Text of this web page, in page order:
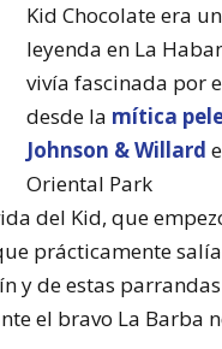
Kid Chocolate era
leyenda en La
vivía fascinada por
desde la mítica
Johnson & Willard
Oriental Park
del Kid, que
prácticamente
y de estas
el bravo La Barba